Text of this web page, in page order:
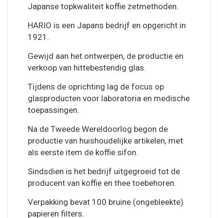
Japanse topkwaliteit koffie zetmethoden.
HARIO is een Japans bedrijf en opgericht in
1921.
Gewijd aan het ontwerpen, de productie en
verkoop van hittebestendig glas.
Tijdens de oprichting lag de focus op
glasproducten voor laboratoria en medische
toepassingen.
Na de Tweede Wereldoorlog begon de
productie van huishoudelijke artikelen, met
als eerste item de koffie sifon.
Sindsdien is het bedrijf uitgegroeid tot de
producent van koffie en thee toebehoren.
Verpakking bevat 100 bruine (ongebleekte)
papieren filters.